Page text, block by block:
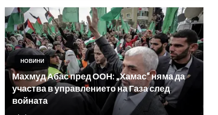
НОВИНИ
Махмуд Абас пред ООН: „Хамас“ няма да
участва в управлението на Газа след
войната